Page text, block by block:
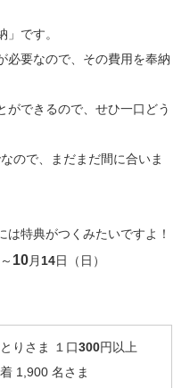
です。
必要なので、その費用を奉納
ができるので、せひ一口どう
ので、まだまだ間に合いま
特典がつくみたいですよ！
10月 14日（日）
りさま １口300円以上
1,900 名さま